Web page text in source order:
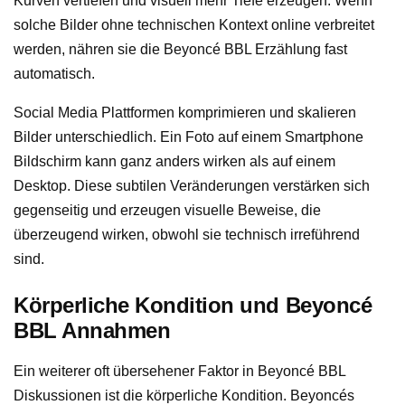
solche Bilder ohne technischen Kontext online verbreitet
werden, nähren sie die Beyoncé BBL Erzählung fast
automatisch.
Social Media Plattformen komprimieren und skalieren
Bilder unterschiedlich. Ein Foto auf einem Smartphone
Bildschirm kann ganz anders wirken als auf einem
Desktop. Diese subtilen Veränderungen verstärken sich
gegenseitig und erzeugen visuelle Beweise, die
überzeugend wirken, obwohl sie technisch irreführend
sind.
Körperliche Kondition und Beyoncé
BBL Annahmen
Ein weiterer oft übersehener Faktor in Beyoncé BBL
Diskussionen ist die körperliche Kondition. Beyoncés